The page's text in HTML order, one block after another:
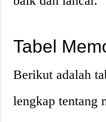
Tabel
Berikut adalah
lengkap tentang